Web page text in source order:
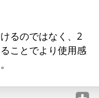
るのではなく、2
ことでより使用感